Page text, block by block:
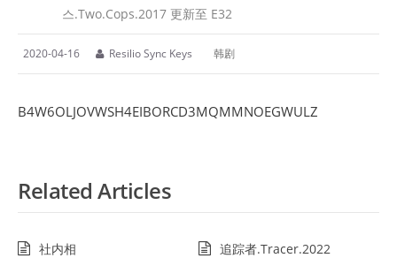
스.Two.Cops.2017 更新至 E32
2020-04-16 Resilio Sync Keys 韩剧
B4W6OLJOVWSH4EIBORCD3MQMMNOEGWULZ
Related Articles
社内相
追踪者.Tracer.2022